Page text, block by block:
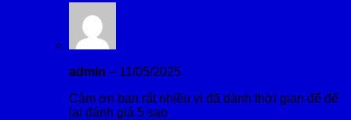
admin – 11/05/2025
Cảm ơn bạn rất nhiều vì đã dành thời gian để để
lại đánh giá 5 sao